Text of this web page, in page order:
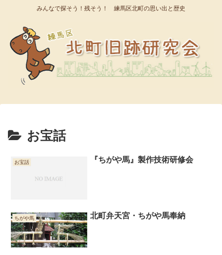
みんなで探そう！残そう！ 練馬区北町の思い出と歴史
お宝話
お宝話 『ちがや馬』製作技術研修会
ちがや馬 北町弁天宮・ちがや馬奉納